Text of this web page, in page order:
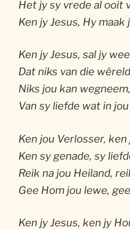
Het jy sy vrede al ooit
Ken jy Jesus, Hy maak
Ken jy Jesus, sal jy
Dat niks van die
Niks jou kan
Van sy liefde wat in
Ken jou Verlosser,
Ken sy genade, sy
Reik na jou Heiland,
Gee Hom jou lewe,
Ken jy Jesus, ken jy